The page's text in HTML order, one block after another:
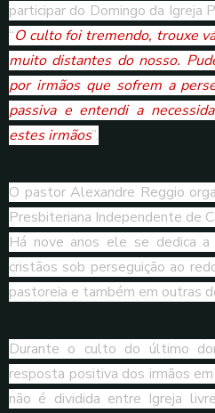
participar do Domingo da Igreja
“O culto foi tremendo, trouxe
muito distantes do nosso.
por irmãos que sofrem a
passiva e entendi a
estes irmãos”.
O pastor Alexandre Reggio
Presbiteriana Independente de
Há nove anos ele se dedica
cristãos sob perseguição ao
pastoreia e também em outras
Durante o culto do último
resposta positiva dos irmãos
não é dividida entre Igreja